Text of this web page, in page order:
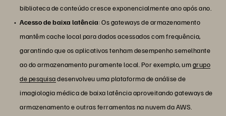
biblioteca de conteúdo cresce exponencialmente ano após ano.
Acesso de baixa latência: Os gateways de armazenamento
mantêm cache local para dados acessados com frequência,
garantindo que os aplicativos tenham desempenho semelhante
ao do armazenamento puramente local. Por exemplo, umgrupo
de pesquisadesenvolveu uma plataforma de análise de
imagiologia médica de baixa latência aproveitando gateways de
armazenamento e outras ferramentas na nuvem da AWS.